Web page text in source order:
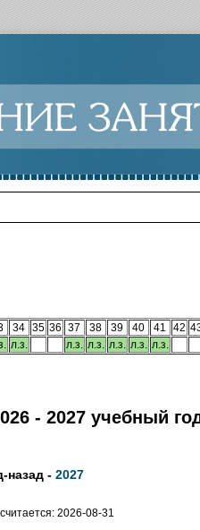
34 35 36 37 38 39 40 41 42
л.з. л.з. л.з. л.з. л.з. л.з.
- 2027 учебный
назад - 2027
2026-08-31